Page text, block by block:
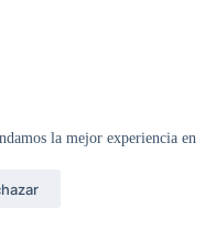
la mejor experiencia en